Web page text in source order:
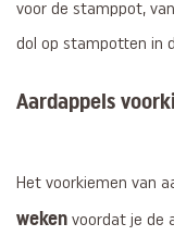
voor de stamppot,
dol op stampotten in
Aardappels
Het voorkiemen van
weken voordat je de